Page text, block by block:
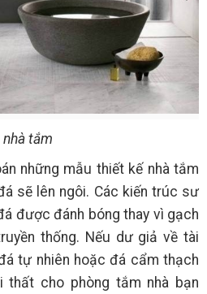
tắm
những mẫu thiết kế nhà tắm
sẽ lên ngôi. Các kiến trúc sư
được đánh bóng thay vì gạch
thống. Nếu dư giả về tài
tự nhiên hoặc đá cẩm thạch
thất cho phòng tắm nhà bạn